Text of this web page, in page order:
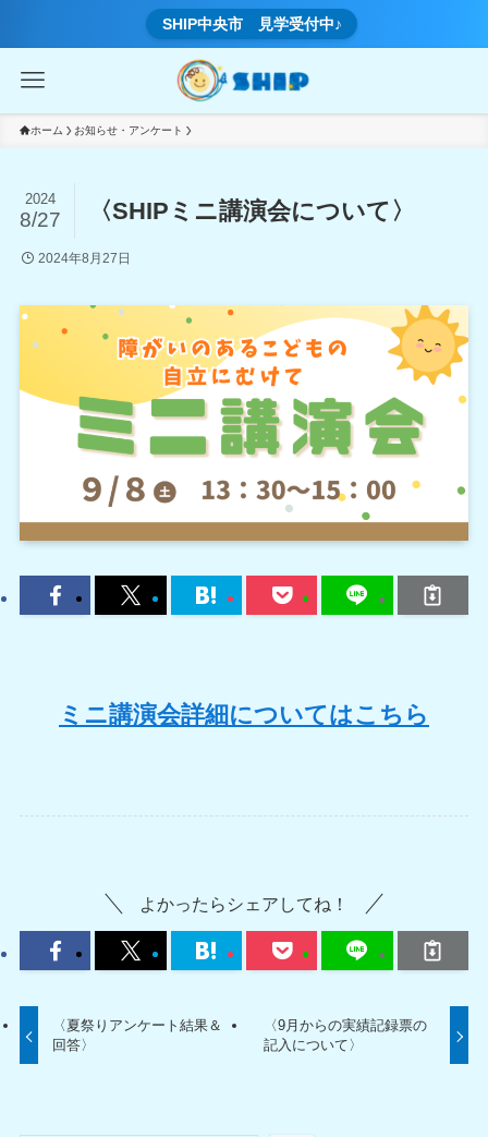
SHIP中央市 見学受付中♪
ホーム お知らせ・アンケート
〈SHIPミニ講演会について〉
2024
8/27
2024年8月27日
ミニ講演会詳細についてはこちら
よかったらシェアしてね！
〈夏祭りアンケート結果＆
回答〉
〈9月からの実績記録票の
記入について〉